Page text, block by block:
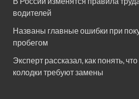
водителей
Названы главные ошибки при
пробегом
Эксперт рассказал, как понять,
колодки требуют замены